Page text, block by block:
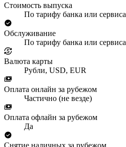
Стоимость выпуска
По тарифу банка или сервиса
Обслуживание
По тарифу банка или сервиса
Валюта карты
Рубли, USD, EUR
Оплата онлайн за рубежом
Частично (не везде)
Оплата офлайн за рубежом
Да
Снятие наличных за рубежом